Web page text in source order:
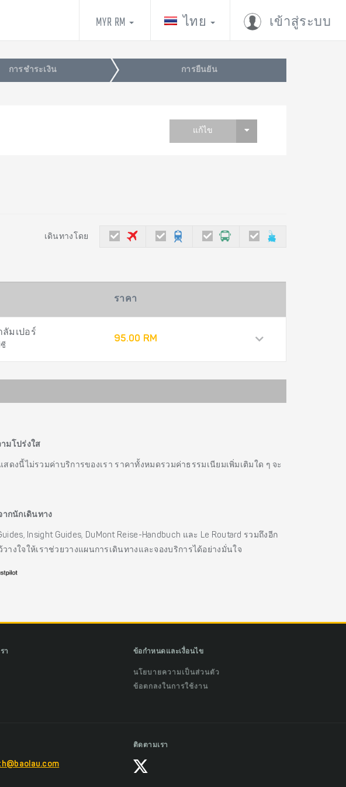
เข้าสู่ระบบ
ไทย
MYR RM
การชำระเงิน การยืนยัน
แก้ไข
เดินทางโดย
ราคา
ลัมเปอร์
95.00 RM
มโปร่งใส
งนี้ไม่รวมค่าบริการของเรา ราคาทั้งหมดรวมค่าธรรมเนียมเพิ่มเติมใด ๆ จะ
ากนักเดินทาง
Insight Guides, DuMont Reise-Handbuch และ Le Routard รวมถึงอีก
งใจให้เราช่วยวางแผนการเดินทางและจองบริการได้อย่างมั่นใจ
า ข้อกำหนดและเงื่อนไข
นโยบายความเป็นส่วนตัว
ข้อตกลงในการใช้งาน
ติดตามเรา